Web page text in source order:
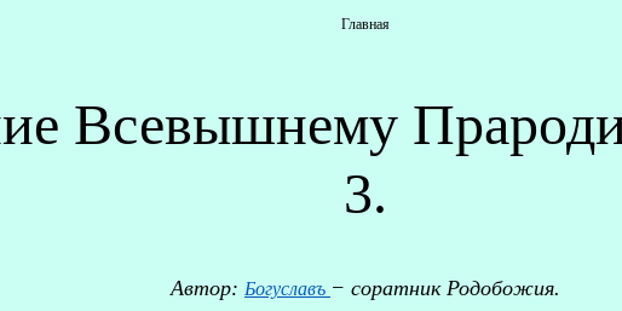
Главная
Всевышнему
3.
Автор: Богуславъ − соратник Родобожия.